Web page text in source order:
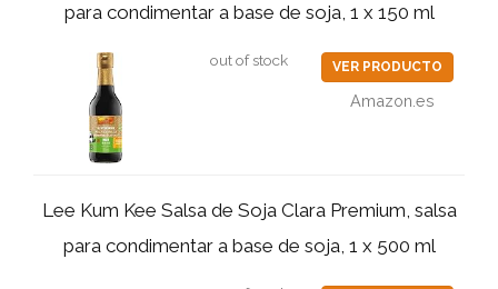
para condimentar a base de soja, 1 x 150 ml
out of stock VER PRODUCTO
Amazon.es
Lee Kum Kee Salsa de Soja Clara Premium, salsa
para condimentar a base de soja, 1 x 500 ml